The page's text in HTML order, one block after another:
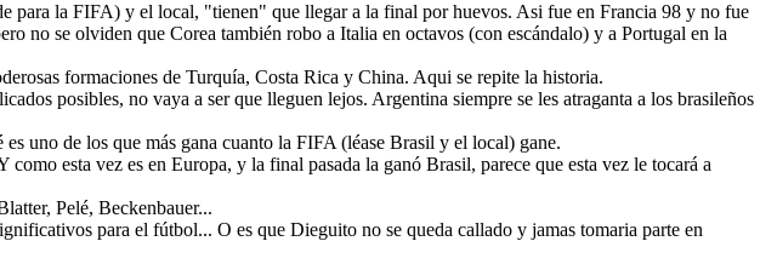
para la FIFA) y el local, "tienen" que llegar a la final por huevos. Asi fue en Francia 98 y no fue
no se olviden que Corea también robo a Italia en octavos (con escándalo) y a Portugal en la
formaciones de Turquía, Costa Rica y China. Aqui se repite la historia.
posibles, no vaya a ser que lleguen lejos. Argentina siempre se les atraganta a los brasileños
uno de los que más gana cuanto la FIFA (léase Brasil y el local) gane.
esta vez es en Europa, y la final pasada la ganó Brasil, parece que esta vez le tocará a
Pelé, Beckenbauer...
para el fútbol... O es que Dieguito no se queda callado y jamas tomaria parte en